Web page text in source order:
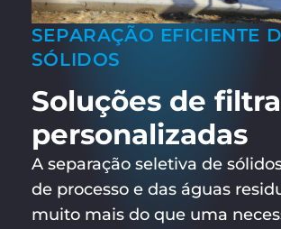
SEPARAÇÃO EFICIENTE
SÓLIDOS
Soluções de
personalizadas
A separação seletiva de
de processo e das águas
muito mais do que uma